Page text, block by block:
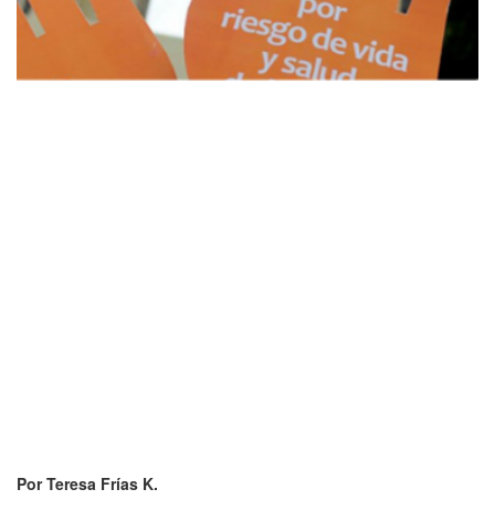
Por Teresa Frías K.